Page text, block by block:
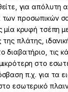
για απόλυτη
προσωπικών
μία κρυφή τσέπη
πλάτης,
διαβατήριο, τις
στο
π.χ. για τα
εσωτερικό